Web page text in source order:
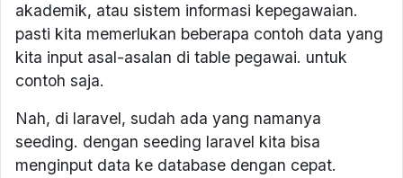
akademik, atau sistem informasi kepegawaian.
pasti kita memerlukan beberapa contoh data yang
kita input asal-asalan di table pegawai. untuk
contoh saja.
Nah, di laravel, sudah ada yang namanya
seeding. dengan seeding laravel kita bisa
menginput data ke database dengan cepat.